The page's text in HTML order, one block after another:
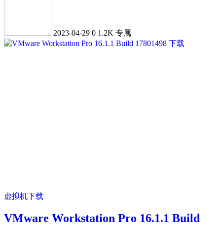
2023-04-29 0 1.2K 专属
虚拟机下载
VMware Workstation Pro 16.1.1 Build